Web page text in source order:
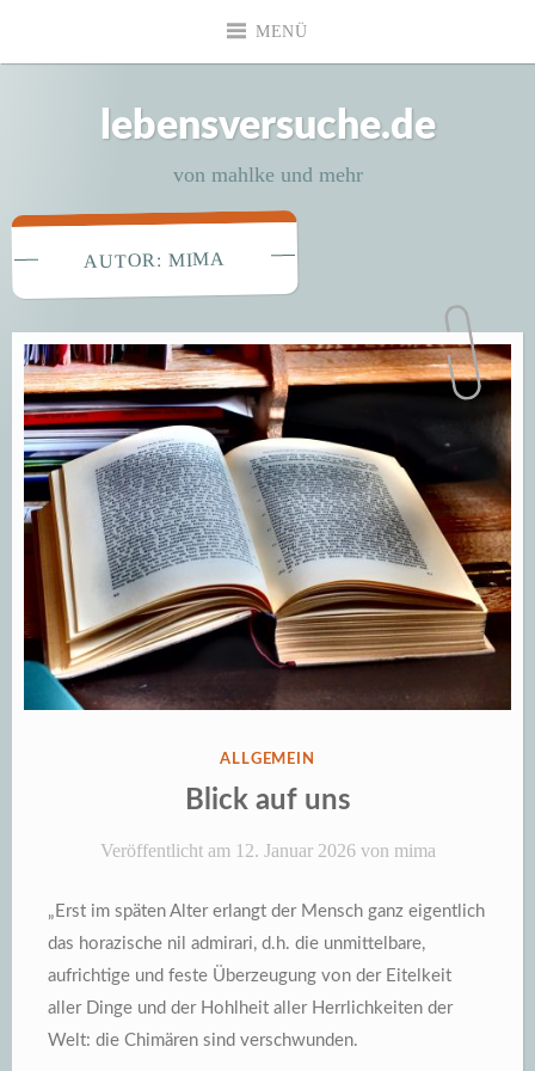
MENÜ
lebensversuche.de
von mahlke und mehr
AUTOR: MIMA
VERÖFFENTLICHT
IN
ALLGEMEIN
Blick auf uns
Veröffentlicht am 12. Januar 2026von mima
„Erst im späten Alter erlangt der Mensch ganz eigentlich
das horazische nil admirari, d.h. die unmittelbare,
aufrichtige und feste Überzeugung von der Eitelkeit
aller Dinge und der Hohlheit aller Herrlichkeiten der
Welt: die Chimären sind verschwunden.